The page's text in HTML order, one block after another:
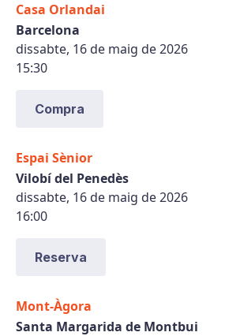
Casa Orlandai
Barcelona
dissabte, 16 de maig de 2026
15:30
Compra
Espai Sènior
Vilobí del Penedès
dissabte, 16 de maig de 2026
16:00
Reserva
Mont-Àgora
Santa Margarida de Montbui